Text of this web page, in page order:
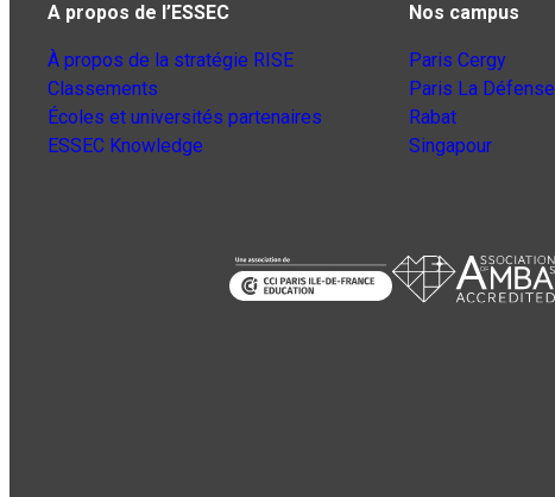
A propos de l’ESSEC
À propos de la stratégie RISE
Classements
Écoles et universités partenaires
ESSEC Knowledge
Nos campus
Paris Cergy
Paris La Défense
Rabat
Singapour